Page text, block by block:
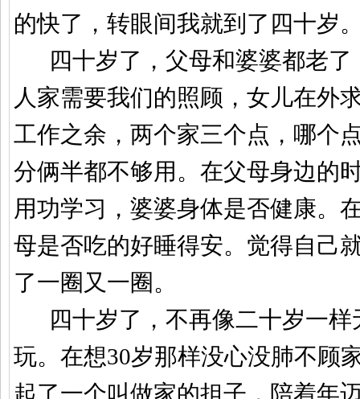
的快了，转眼间我就到了四十岁
四十岁了，父母和婆婆都老
人家需要我们的照顾，女儿在外
工作之余，两个家三个点，哪个
分俩半都不够用。在父母身边的
用功学习，婆婆身体是否健康。
母是否吃的好睡得安。觉得自己
了一圈又一圈。
四十岁了，不再像二十岁一
玩。在想30岁那样没心没肺不顾
起了一个叫做家的担子，陪着年